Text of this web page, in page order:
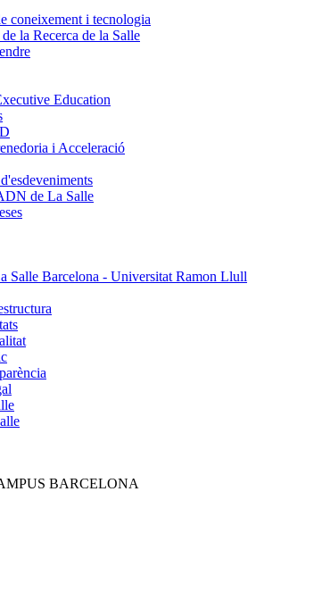
coneixement i tecnologia
la Recerca de la Salle
Education
i Acceleració
de La Salle
Salle Barcelona - Universitat Ramon Llull
BARCELONA